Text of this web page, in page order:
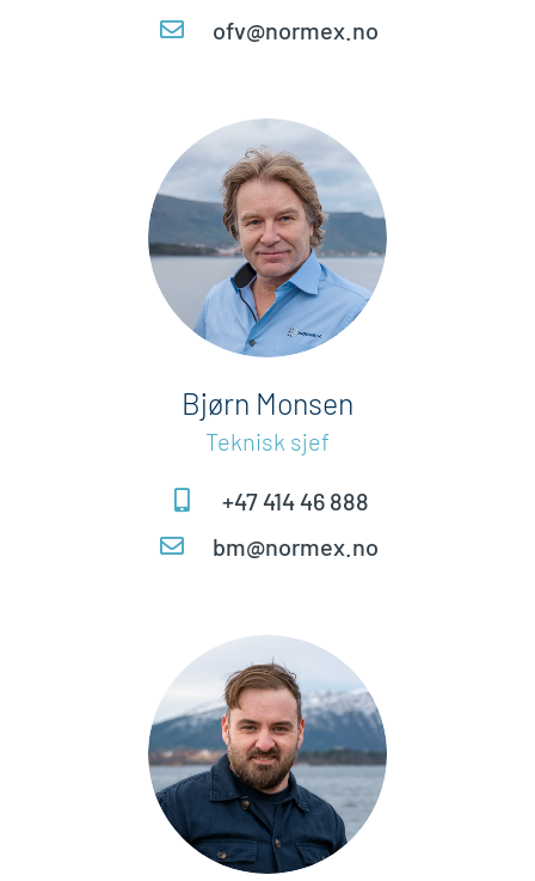
ofv@normex.no
Bjørn Monsen
Teknisk sjef
+47 414 46 888
bm@normex.no